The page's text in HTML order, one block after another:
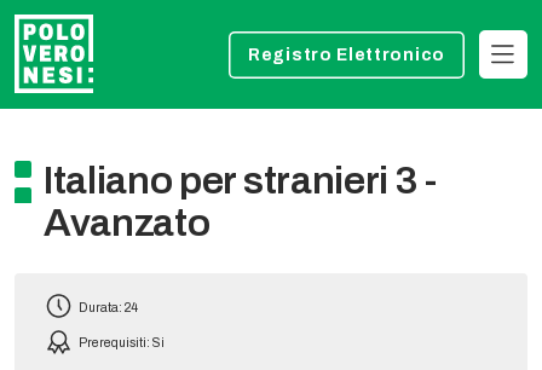
Registro Elettronico
Italiano per stranieri 3 -
Avanzato
Durata: 24
Prerequisiti: Si